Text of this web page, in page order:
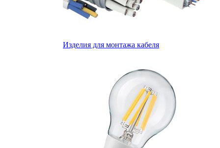
Изделия для монтажа кабеля